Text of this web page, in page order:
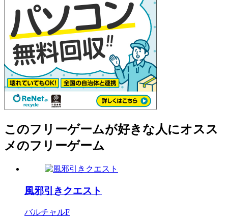
このフリーゲームが好きな人にオスス
メのフリーゲーム
風邪引きクエスト
バルチャルF